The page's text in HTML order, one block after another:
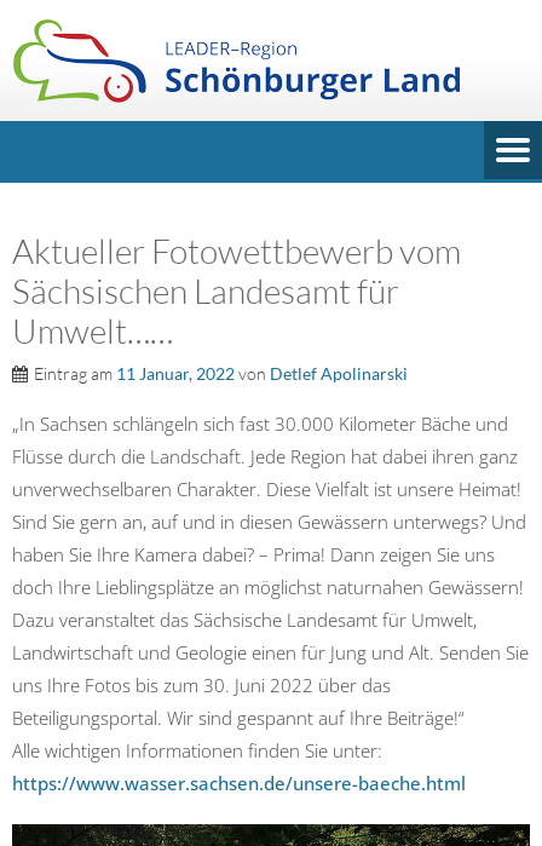
Aktueller Fotowettbewerb vom
Sächsischen Landesamt für
Umwelt……
Eintrag am 11 Januar, 2022von Detlef Apolinarski
„In Sachsen schlängeln sich fast 30.000 Kilometer Bäche und
Flüsse durch die Landschaft. Jede Region hat dabei ihren ganz
unverwechselbaren Charakter. Diese Vielfalt ist unsere Heimat!
Sind Sie gern an, auf und in diesen Gewässern unterwegs? Und
haben Sie Ihre Kamera dabei? – Prima! Dann zeigen Sie uns
doch Ihre Lieblingsplätze an möglichst naturnahen Gewässern!
Dazu veranstaltet das Sächsische Landesamt für Umwelt,
Landwirtschaft und Geologie einen für Jung und Alt. Senden Sie
uns Ihre Fotos bis zum 30. Juni 2022 über das
Beteiligungsportal. Wir sind gespannt auf Ihre Beiträge!“
Alle wichtigen Informationen finden Sie unter:
https://www.wasser.sachsen.de/unsere-baeche.html